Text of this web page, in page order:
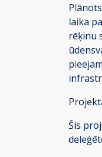
laika
rēķinu
Šis